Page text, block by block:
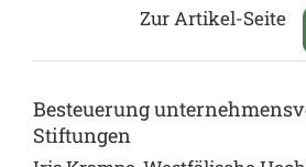
Zur Artikel-Seite
Besteuerung
Stiftungen